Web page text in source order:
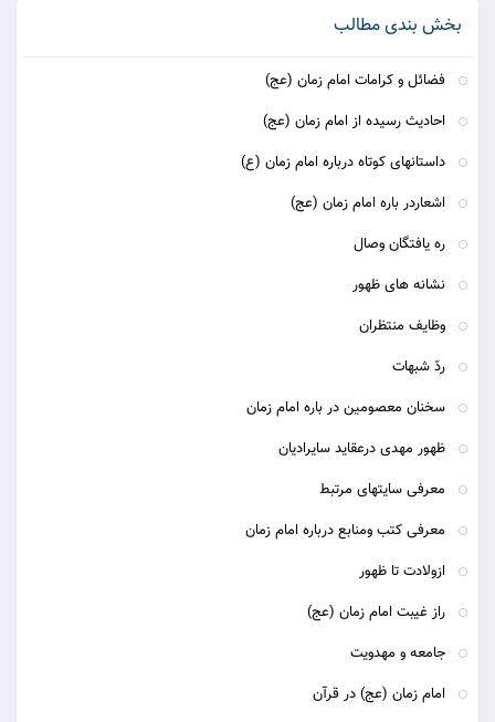
بخش بندی مطالب
فضائل و کرامات امام زمان (عج)
احادیث رسیده از امام زمان (عج)
داستانهای کوتاه درباره امام زمان (ع)
اشعاردر باره امام زمان (عج)
ره یافتگان وصال
نشانه های ظهور
وظایف منتظران
ردّ شبهات
سخنان معصومین در باره امام زمان
ظهور مهدی درعقاید سایرادیان
معرفی سایتهای مرتبط
معرفی کتب ومنابع درباره امام زمان
ازولادت تا ظهور
راز غیبت امام زمان (عج)
جامعه و مهدویت
امام زمان (عج) در قرآن